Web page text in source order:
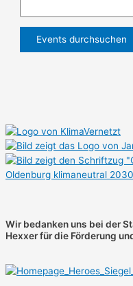
Wir bedanken uns bei der
Hexxer für die Förderung